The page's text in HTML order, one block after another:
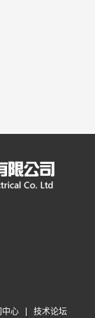
中心 技术论坛